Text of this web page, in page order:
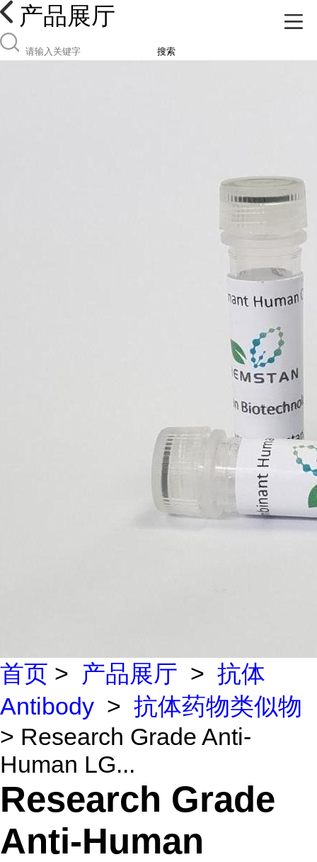
产品展厅
搜索
首页 > 产品展厅 > 抗体
Antibody > 抗体药物类似物
> Research Grade Anti-
Human LG...
Research Grade
Anti-Human